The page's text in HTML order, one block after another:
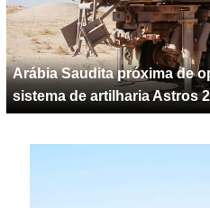
Arábia Saudita próxima de
sistema de artilharia Astros